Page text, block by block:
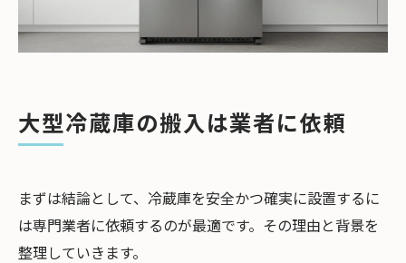
大型冷蔵庫の搬入は業者に依頼
まずは結論として、冷蔵庫を安全かつ確実に設置するに
は専門業者に依頼するのが最適です。その理由と背景を
整理していきます。